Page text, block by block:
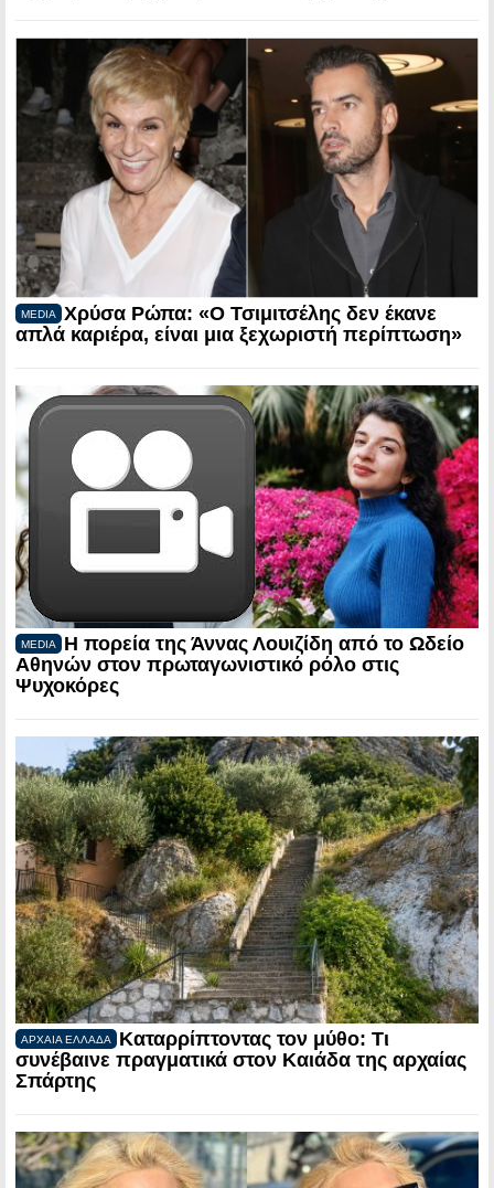
MEDIA
Χρύσα Ρώπα: «Ο Τσιμιτσέλης δεν έκανε
απλά καριέρα, είναι μια ξεχωριστή περίπτωση»
MEDIA
Η πορεία της Άννας Λουιζίδη από το Ωδείο
Αθηνών στον πρωταγωνιστικό ρόλο στις
Ψυχοκόρες
ΑΡΧΑΙΑ ΕΛΛΑΔΑ
Καταρρίπτοντας τον μύθο: Τι
συνέβαινε πραγματικά στον Καιάδα της αρχαίας
Σπάρτης